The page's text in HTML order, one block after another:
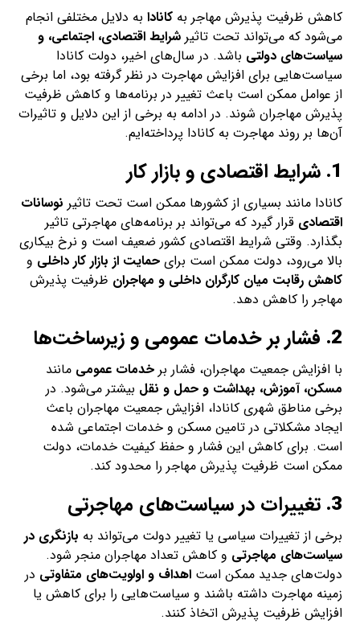
کاهش ظرفیت پذیرش مهاجر بهکانادا به دلایل مختلفی انجام
می‌شود که می‌تواند تحت تاثیرشرایط اقتصادی، اجتماعی، و
سیاست‌های دولتی باشد. در سال‌های اخیر، دولت کانادا
سیاست‌هایی برای افزایش مهاجرت در نظر گرفته بود، اما برخی
از عوامل ممکن است باعث تغییر در برنامه‌ها و کاهش ظرفیت
پذیرش مهاجران شوند. در ادامه به برخی از این دلایل و تاثیرات
آن‌ها بر روند مهاجرت به کانادا پرداخته‌ایم.
1. شرایط اقتصادی و بازار کار
کانادا مانند بسیاری از کشورها ممکن است تحت تاثیر نوسانات
اقتصادی قرار گیرد که می‌تواند بر برنامه‌های مهاجرتی تاثیر
بگذارد. وقتی شرایط اقتصادی کشور ضعیف است و نرخ بیکاری
بالا می‌رود، دولت ممکن است برایحمایت از بازار کار داخلی و
کاهش رقابت میان کارگران داخلی و مهاجران ظرفیت پذیرش
مهاجر را کاهش دهد.
2. فشار بر خدمات عمومی و زیرساخت‌ها
با افزایش جمعیت مهاجران، فشار برخدمات عمومی مانند
مسکن، آموزش، بهداشت و حمل و نقل بیشتر می‌شود. در
برخی مناطق شهری کانادا، افزایش جمعیت مهاجران باعث
ایجاد مشکلاتی در تامین مسکن و خدمات اجتماعی شده
است. برای کاهش این فشار و حفظ کیفیت خدمات، دولت
ممکن است ظرفیت پذیرش مهاجر را محدود کند.
3. تغییرات در سیاست‌های مهاجرتی
برخی از تغییرات سیاسی یا تغییر دولت می‌تواند به بازنگری در
سیاست‌های مهاجرتی و کاهش تعداد مهاجران منجر شود.
دولت‌های جدید ممکن استاهداف و اولویت‌های متفاوتی در
زمینه مهاجرت داشته باشند و سیاست‌هایی را برای کاهش یا
افزایش ظرفیت پذیرش اتخاذ کنند.